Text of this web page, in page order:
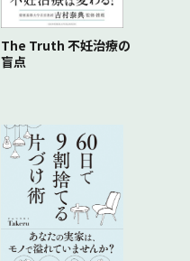
The Truth 不妊治療の
盲点